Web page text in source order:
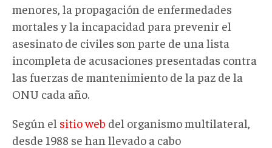
menores, la propagación de enfermedades
mortales y la incapacidad para prevenir el
asesinato de civiles son parte de una lista
incompleta de acusaciones presentadas contra
las fuerzas de mantenimiento de la paz de la
ONU cada año.
Según el sitio web del organismo multilateral,
desde 1988 se han llevado a cabo